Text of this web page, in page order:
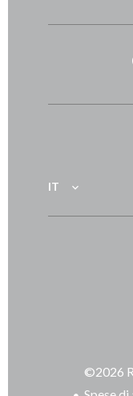
IT
©2026